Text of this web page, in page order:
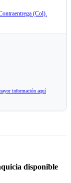
(Col).
información aquí
disponible